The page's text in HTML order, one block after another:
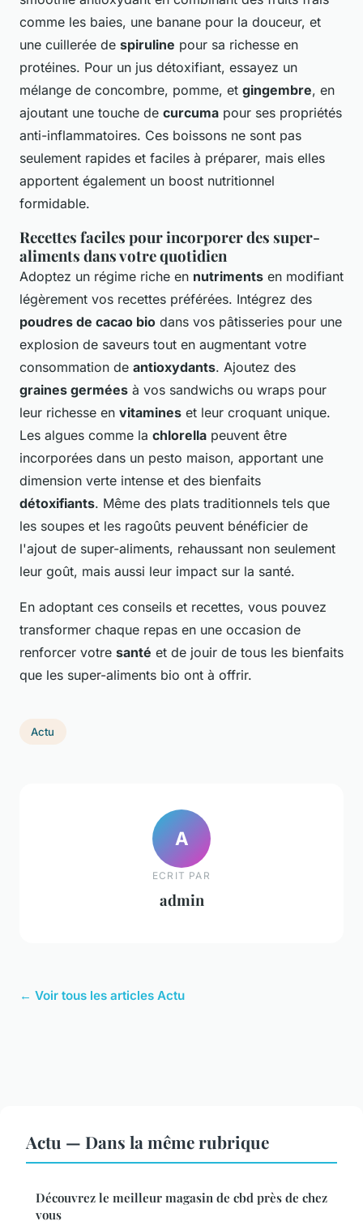
comme les baies, une banane pour la douceur, et
une cuillerée de spiruline pour sa richesse en
protéines. Pour un jus détoxifiant, essayez un
mélange de concombre, pomme, et gingembre, en
ajoutant une touche de curcuma pour ses propriétés
anti-inflammatoires. Ces boissons ne sont pas
seulement rapides et faciles à préparer, mais elles
apportent également un boost nutritionnel
formidable.
Recettes faciles pour incorporer des super-
aliments dans votre quotidien
Adoptez un régime riche en nutriments en modifiant
légèrement vos recettes préférées. Intégrez des
poudres de cacao bio dans vos pâtisseries pour une
explosion de saveurs tout en augmentant votre
consommation de antioxydants. Ajoutez des
graines germées à vos sandwichs ou wraps pour
leur richesse en vitamines et leur croquant unique.
Les algues comme la chlorella peuvent être
incorporées dans un pesto maison, apportant une
dimension verte intense et des bienfaits
détoxifiants. Même des plats traditionnels tels que
les soupes et les ragoûts peuvent bénéficier de
l'ajout de super-aliments, rehaussant non seulement
leur goût, mais aussi leur impact sur la santé.
En adoptant ces conseils et recettes, vous pouvez
transformer chaque repas en une occasion de
renforcer votre santé et de jouir de tous les bienfaits
que les super-aliments bio ont à offrir.
Actu
A
ECRIT PAR
admin
← Voir tous les articles Actu
Actu — Dans la même rubrique
Découvrez le meilleur magasin de cbd près de chez
vous